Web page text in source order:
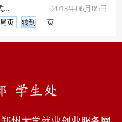
“大手拉小手 助力我的梦”活动启动仪式在法学院举行
2013年06月05日
尾页 页